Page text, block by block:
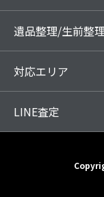
遺品整理/生前整
対応エリア
LINE査定